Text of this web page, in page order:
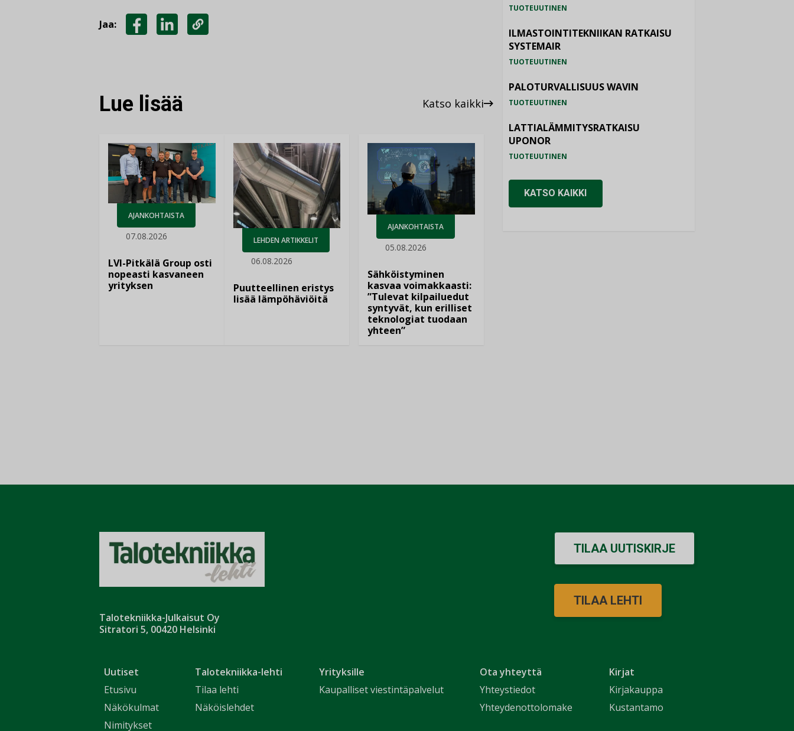
Jaa:
Lue lisää Katso kaikki
AJANKOHTAISTA
07.08.2026
LVI-Pitkälä Group osti
nopeasti kasvaneen
yrityksen
LEHDEN ARTIKKELIT
06.08.2026
Puutteellinen eristys
lisää lämpöhäviöitä
AJANKOHTAISTA
05.08.2026
Sähköistyminen
kasvaa voimakkaasti:
”Tulevat kilpailuedut
syntyvät, kun erilliset
teknologiat tuodaan
yhteen”
TUOTEUUTINEN
ILMASTOINTITEKNIIKAN RATKAISU
SYSTEMAIR
TUOTEUUTINEN
PALOTURVALLISUUS WAVIN
TUOTEUUTINEN
LATTIALÄMMITYSRATKAISU
UPONOR
TUOTEUUTINEN
KATSO KAIKKI
Talotekniikka-Julkaisut Oy
Sitratori 5, 00420 Helsinki
Uutiset
Etusivu
Näkökulmat
Nimitykset
Talotekniikka-lehti
Tilaa lehti
Näköislehdet
Yrityksille
Kaupalliset viestintäpalvelut
Ota yhteyttä
Yhteystiedot
Yhteydenottolomake
Kirjat
Kirjakauppa
Kustantamo
TILAA UUTISKIRJE
TILAA LEHTI